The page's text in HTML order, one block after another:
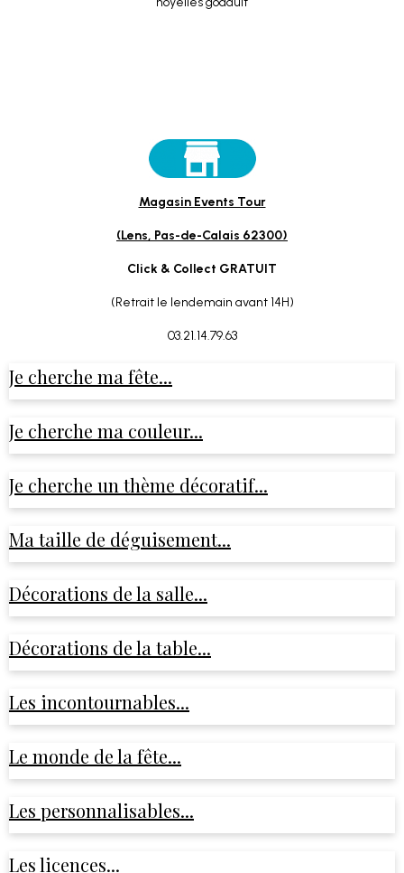
Magasin Events Tour
(Lens, Pas-de-Calais 62300)
Click & Collect GRATUIT
(Retrait le lendemain avant 14H)
03.21.14.79.63
Je cherche ma fête...
Je cherche ma couleur...
Je cherche un thème décoratif...
Ma taille de déguisement...
Décorations de la salle...
Décorations de la table...
Les incontournables...
Le monde de la fête...
Les personnalisables...
Les licences...